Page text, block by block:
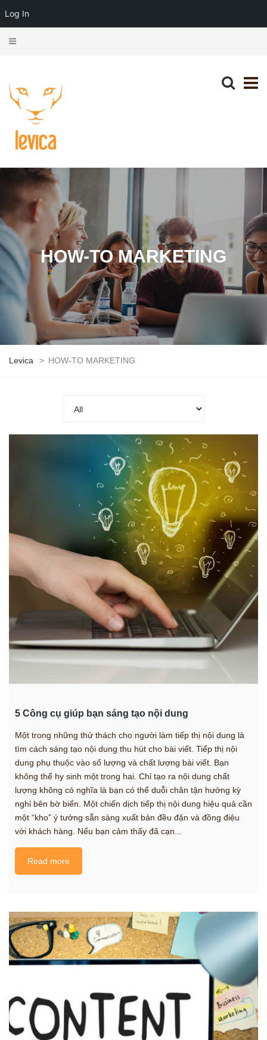
HOW-TO MARKETING
Levica > HOW-TO MARKETING
5 Công cụ giúp bạn sáng tạo nội dung
Một trong những thử thách cho người làm tiếp thị nội dung là
tìm cách sáng tạo nội dung thu hút cho bài viết. Tiếp thị nội
dung phụ thuộc vào số lượng và chất lượng bài viết. Bạn
không thể hy sinh một trong hai. Chỉ tạo ra nội dung chất
lượng không có nghĩa là bạn có thể duỗi chân tận hưởng kỳ
nghỉ bên bờ biển. Một chiến dịch tiếp thị nội dung hiệu quả cần
một “kho” ý tưởng sẵn sàng xuất bản đều đặn và đồng điệu
với khách hàng. Nếu bạn cảm thấy đã cạn...
Read more
Log In